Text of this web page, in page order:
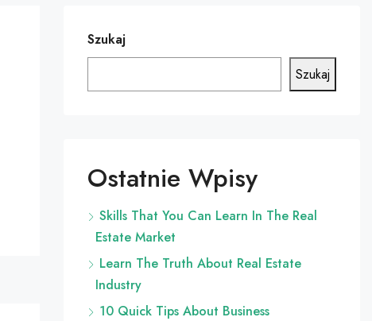
Szukaj
Szukaj
Ostatnie Wpisy
Skills That You Can Learn In The Real
Estate Market
Learn The Truth About Real Estate
Industry
10 Quick Tips About Business